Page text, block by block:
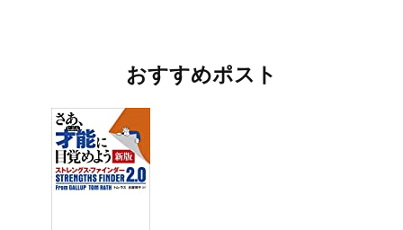
おすすめポスト